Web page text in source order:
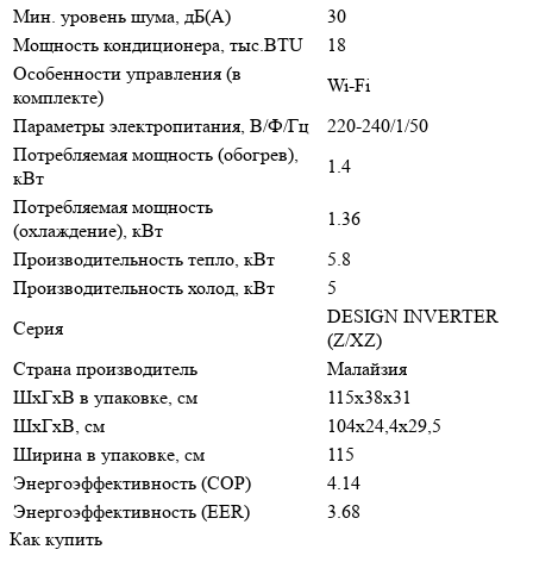
Мин. уровень шума, дБ(А)
30
Мощность кондиционера, тыс.BTU
18
Особенности управления (в
комплекте)
Wi-Fi
Параметры электропитания, В/Ф/Гц
220-240/1/50
Потребляемая мощность (обогрев),
кВт
1.4
Потребляемая мощность
(охлаждение), кВт
1.36
Производительность тепло, кВт
5.8
Производительность холод, кВт
5
Серия
DESIGN INVERTER
(Z/XZ)
Страна производитель
Малайзия
ШxГxВ в упаковке, см
115x38x31
ШxГxВ, см
104x24,4x29,5
Ширина в упаковке, см
115
Энергоэффективность (COP)
4.14
Энергоэффективность (EER)
3.68
Как купить